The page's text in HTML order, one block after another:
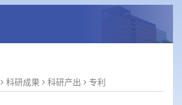
科研成果 科研产出 专利